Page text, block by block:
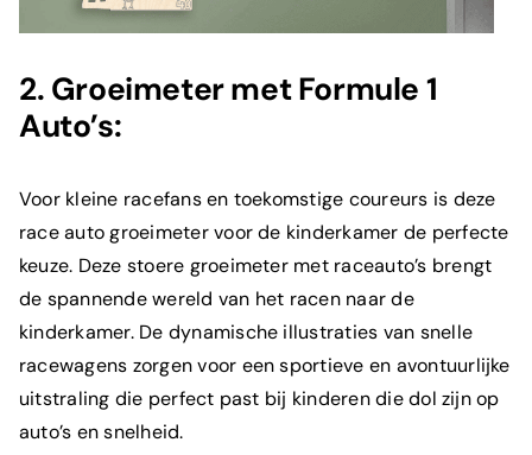
2. Groeimeter met Formule 1
Auto’s:
Voor kleine racefans en toekomstige coureurs is deze
race auto groeimeter voor de kinderkamer de perfecte
keuze. Deze stoere groeimeter met raceauto’s brengt
de spannende wereld van het racen naar de
kinderkamer. De dynamische illustraties van snelle
racewagens zorgen voor een sportieve en avontuurlijke
uitstraling die perfect past bij kinderen die dol zijn op
auto’s en snelheid.